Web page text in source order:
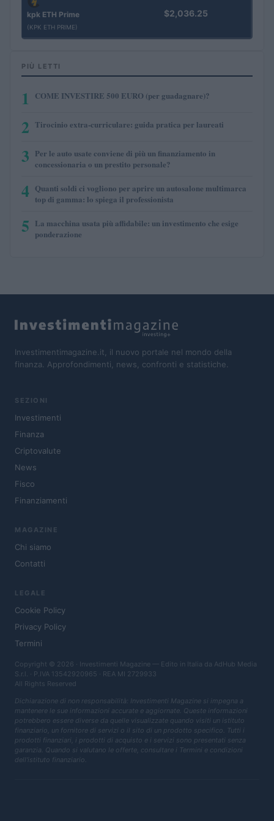
kpk ETH Prime
(KPK ETH PRIME)
$2,036.25
PIÙ LETTI
1 COME INVESTIRE 500 EURO (per guadagnare)?
2 Tirocinio extra-curriculare: guida pratica per laureati
3 Per le auto usate conviene di più un finanziamento in
concessionaria o un prestito personale?
4 Quanti soldi ci vogliono per aprire un autosalone multimarca
top di gamma: lo spiega il professionista
5 La macchina usata più affidabile: un investimento che esige
ponderazione
Investimentimagazine.it, il nuovo portale nel mondo della
finanza. Approfondimenti, news, confronti e statistiche.
SEZIONI
Investimenti
Finanza
Criptovalute
News
Fisco
Finanziamenti
MAGAZINE
Chi siamo
Contatti
LEGALE
Cookie Policy
Privacy Policy
Termini
Copyright © 2026 · Investimenti Magazine — Edito in Italia da AdHub Media
S.r.l. · P.IVA 13542920965 · REA MI 2729933
All Rights Reserved
Dichiarazione di non responsabilità: Investimenti Magazine si impegna a
mantenere le sue informazioni accurate e aggiornate. Queste informazioni
potrebbero essere diverse da quelle visualizzate quando visiti un istituto
finanziario, un fornitore di servizi o il sito di un prodotto specifico. Tutti i
prodotti finanziari, i prodotti di acquisto e i servizi sono presentati senza
garanzia. Quando si valutano le offerte, consultare i Termini e condizioni
dell'istituto finanziario.